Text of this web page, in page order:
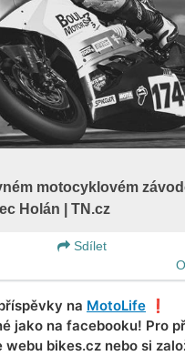
motocyklovém
Holán | TN.cz
Sdílet
na MotoLife ❗️
jako na facebooku! Pro
webu bikes.cz nebo si